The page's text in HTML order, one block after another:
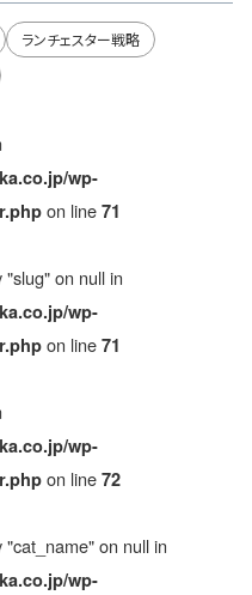
ランチェスター戦略
wp-
on line 71
on null in
wp-
on line 71
wp-
on line 72
on null in
wp-